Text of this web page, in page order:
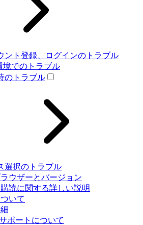
ント登録、ログインのトラブル
境でのトラブル
のトラブル
選択のトラブル
ウザーとバージョン
読に関する詳しい説明
いて
ポートについて